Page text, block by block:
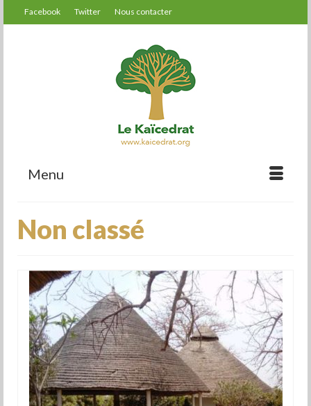
Facebook Twitter Nous contacter
Menu
Non classé